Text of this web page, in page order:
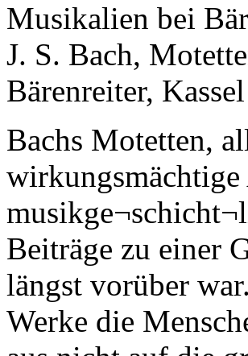
Musikalien bei
J. S. Bach,
Bärenreiter,
Bachs Motetten,
Beiträge zu einer
längst vorüber
Werke die